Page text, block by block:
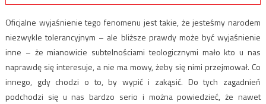
Oficjalne wyjaśnienie tego fenomenu jest takie, że jesteśmy narodem
niezwykle tolerancyjnym – ale bliższe prawdy może być wyjaśnienie
inne – że mianowicie subtelnościami teologicznymi mało kto u nas
naprawdę się interesuje, a nie ma mowy, żeby się nimi przejmował. Co
innego, gdy chodzi o to, by wypić i zakąsić. Do tych zagadnień
podchodzi się u nas bardzo serio i można powiedzieć, że nawet